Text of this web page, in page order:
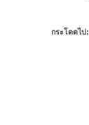
กระโดดไป: